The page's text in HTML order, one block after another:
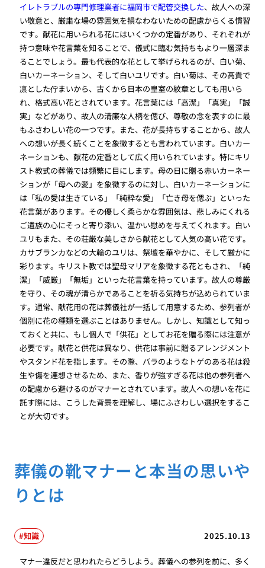
イレトラブルの専門修理業者に福岡市で配管交換した、故人への深
い敬意と、厳粛な場の雰囲気を損なわないための配慮からくる慣習
です。献花に用いられる花にはいくつかの定番があり、それぞれが
持つ意味や花言葉を知ることで、儀式に臨む気持ちもより一層深ま
ることでしょう。最も代表的な花として挙げられるのが、白い菊、
白いカーネーション、そして白いユリです。白い菊は、その高貴で
凛とした佇まいから、古くから日本の皇室の紋章としても用いら
れ、格式高い花とされています。花言葉には「高潔」「真実」「誠
実」などがあり、故人の清廉な人柄を偲び、尊敬の念を表すのに最
もふさわしい花の一つです。また、花が長持ちすることから、故人
への想いが長く続くことを象徴するとも言われています。白いカー
ネーションも、献花の定番として広く用いられています。特にキリ
スト教式の葬儀では頻繁に目にします。母の日に贈る赤いカーネー
ションが「母への愛」を象徴するのに対し、白いカーネーションに
は「私の愛は生きている」「純粋な愛」「亡き母を偲ぶ」といった
花言葉があります。その優しく柔らかな雰囲気は、悲しみにくれる
ご遺族の心にそっと寄り添い、温かい慰めを与えてくれます。白い
ユリもまた、その荘厳な美しさから献花として人気の高い花です。
カサブランカなどの大輪のユリは、祭壇を華やかに、そして厳かに
彩ります。キリスト教では聖母マリアを象徴する花ともされ、「純
潔」「威厳」「無垢」といった花言葉を持っています。故人の尊厳
を守り、その魂が清らかであることを祈る気持ちが込められていま
す。通常、献花用の花は葬儀社が一括して用意するため、参列者が
個別に花の種類を選ぶことはありません。しかし、知識として知っ
ておくと共に、もし個人で「供花」としてお花を贈る際には注意が
必要です。献花と供花は異なり、供花は事前に贈るアレンジメント
やスタンド花を指します。その際、バラのようなトゲのある花は殺
生や傷を連想させるため、また、香りが強すぎる花は他の参列者へ
の配慮から避けるのがマナーとされています。故人への想いを花に
託す際には、こうした背景を理解し、場にふさわしい選択をするこ
とが大切です。
葬儀の靴マナーと本当の思いや
りとは
2025.10.13
知識
マナー違反だと思われたらどうしよう。葬儀への参列を前に、多く